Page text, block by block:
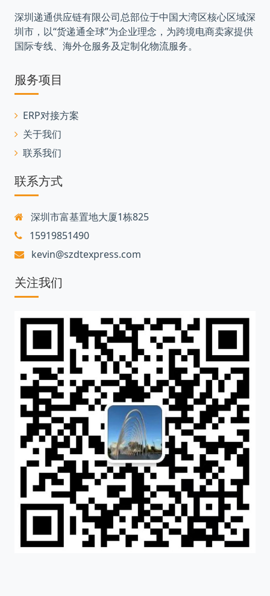
深圳递通供应链有限公司总部位于中国大湾区核心区域深
圳市，以“货递通全球”为企业理念，为跨境电商卖家提供
国际专线、海外仓服务及定制化物流服务。
服务项目
ERP对接方案
关于我们
联系我们
联系方式
深圳市富基置地大厦1栋825
15919851490
kevin@szdtexpress.com
关注我们